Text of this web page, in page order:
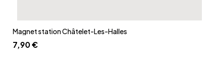
Aperçu rapide
Magnet station Châtelet-Les-Halles
7,90 €